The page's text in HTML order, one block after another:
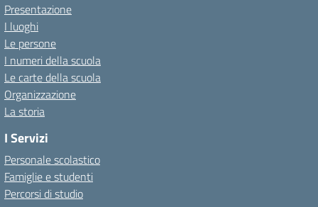
Presentazione
I luoghi
Le persone
I numeri della scuola
Le carte della scuola
Organizzazione
La storia
I Servizi
Personale scolastico
Famiglie e studenti
Percorsi di studio